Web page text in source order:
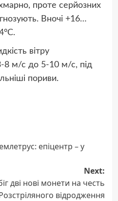
проте серйозних
Вночі +16…
вітру
8 м/с до 5-10 м/с, під
пориви.
епіцентр – у
Next:
дві нові монети на честь
відродження